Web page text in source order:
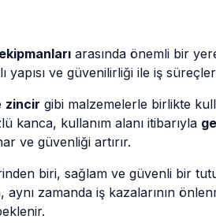
arasında önemli bir
yapısı ve güvenilirliği ile iş
zincir gibi malzemelerle birlikte
kanca, kullanım alanı itibarıyla
ve güvenliği artırır.
biri, sağlam ve güvenli bir
aynı zamanda iş kazalarının